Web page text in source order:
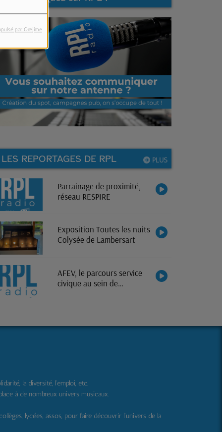
par Orejime
PLUS
LES REPORTAGES DE RPL
Parrainage de proximité,
réseau RESPIRE
Exposition Toutes les nuits
Colysée de Lambersart
AFEV, le parcours service
civique au sein de
la diversité, l'emploi, etc.
à de nombreux univers musicaux.
lycées, assos, pour faire découvrir l'univers de la